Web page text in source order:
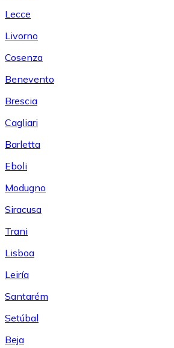
Lecce
Livorno
Cosenza
Benevento
Brescia
Cagliari
Barletta
Eboli
Modugno
Siracusa
Trani
Lisboa
Leiría
Santarém
Setúbal
Beja